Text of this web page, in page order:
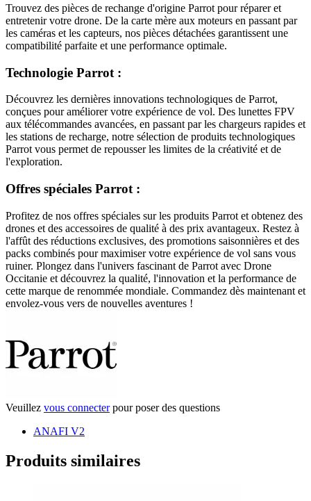
Trouvez des pièces de rechange d'origine Parrot pour réparer et
entretenir votre drone. De la carte mère aux moteurs en passant par
les caméras et les capteurs, nos pièces détachées garantissent une
compatibilité parfaite et une performance optimale.
Technologie Parrot :
Découvrez les dernières innovations technologiques de Parrot,
conçues pour améliorer votre expérience de vol. Des lunettes FPV
aux télécommandes avancées, en passant par les chargeurs rapides et
les stations de recharge, notre sélection de produits technologiques
Parrot vous permet de repousser les limites de la créativité et de
l'exploration.
Offres spéciales Parrot :
Profitez de nos offres spéciales sur les produits Parrot et obtenez des
drones et des accessoires de qualité à des prix avantageux. Restez à
l'affût des réductions exclusives, des promotions saisonnières et des
packs combinés pour maximiser votre expérience de vol sans vous
ruiner. Plongez dans l'univers fascinant de Parrot avec Drone
Occitanie et découvrez la qualité, l'innovation et la performance de
cette marque de renommée mondiale. Commandez dès maintenant et
envolez-vous vers de nouvelles aventures !
Veuillez vous connecterpour poser des questions
ANAFI V2
Produits similaires